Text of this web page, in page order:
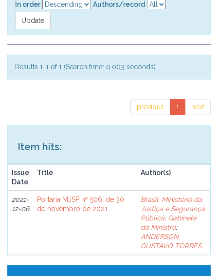
In order
Authors/record
Results 1-1 of 1 (Search time: 0.003 seconds).
previous 1 next
Item hits:
Issue
Date
Title Author(s)
2021-
12-06
Portaria MJSP nº 506, de 30
de novembro de 2021
Brasil. Ministério da
Justiça e Segurança
Pública; Gabinete
do Ministro;
ANDERSON
GUSTAVO TORRES